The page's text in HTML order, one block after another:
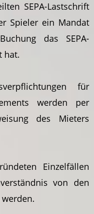
SEPA-Lastschrift
Spieler ein Mandat
das SEPA-
hat.
für
werden per
des Mieters
Einzelfällen
von den